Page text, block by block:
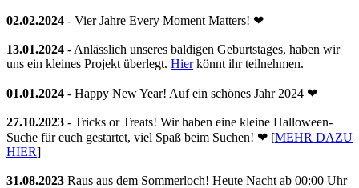
02.02.2024 - Vier Jahre Every Moment Matters! ❤
13.01.2024 - Anlässlich unseres baldigen Geburtstages, haben wir
uns ein kleines Projekt überlegt. Hierkönnt ihr teilnehmen.
01.01.2024 - Happy New Year! Auf ein schönes Jahr 2024 ❤
27.10.2023 - Tricks or Treats! Wir haben eine kleine Halloween-
Suche für euch gestartet, viel Spaß beim Suchen! ❤ [MEHR DAZU
HIER]
31.08.2023 Raus aus dem Sommerloch! Heute Nacht ab 00:00 Uhr